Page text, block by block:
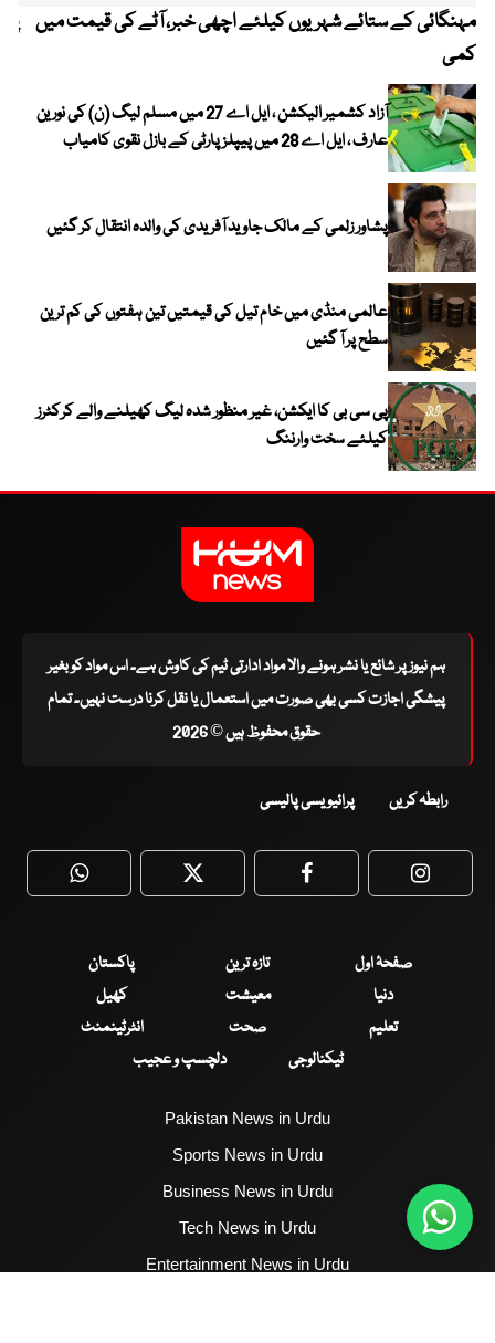
مہنگائی کے ستائے شہریوں کیلئے اچھی خبر، آٹے کی قیمت میں
کمی
آزاد کشمیر الیکشن ، ایل اے 27 میں مسلم لیگ (ن) کی نورین
عارف ، ایل اے 28 میں پیپلز پارٹی کے بازل نقوی کامیاب
پشاور زلمی کے مالک جاوید آفریدی کی والدہ انتقال کر گئیں
عالمی منڈی میں خام تیل کی قیمتیں تین ہفتوں کی کم ترین
سطح پر آ گئیں
پی سی بی کا ایکشن، غیر منظور شدہ لیگ کھیلنے والے کرکٹرز
کیلئے سخت وارننگ
ہم نیوز پر شائع یا نشر ہونے والا مواد ادارتی ٹیم کی کاوش ہے۔ اس مواد کو بغیر
پیشگی اجازت کسی بھی صورت میں استعمال یا نقل کرنا درست نہیں۔ تمام
حقوق محفوظ ہیں © 2026
رابطہ کریں پرائیویسی پالیسی
WhatsApp Twitter Facebook
صفحۂ اول تازہ ترین
پاکستان
دنیا
معیشت
کھیل
تعلیم
صحت
انٹرٹینمنٹ
ٹیکنالوجی
دلچسپ و عجیب
Pakistan News in Urdu
Sports News in Urdu
Business News in Urdu
Tech News in Urdu
Entertainment News in Urdu